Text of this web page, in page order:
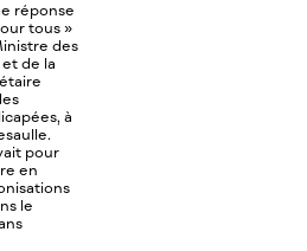
réponse
tous »
des
de la
à
pour
en
le